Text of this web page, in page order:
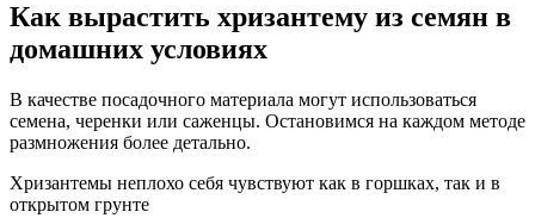
Как вырастить хризантему из семян в
домашних условиях
В качестве посадочного материала могут использоваться
семена, черенки или саженцы. Остановимся на каждом методе
размножения более детально.
Хризантемы неплохо себя чувствуют как в горшках, так и в
открытом грунте